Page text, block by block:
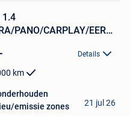
1.4
PANO/CARPLAY/EERSTE
Details
km
emissie zones
21 jul 26